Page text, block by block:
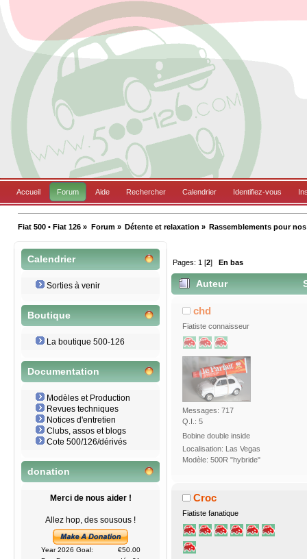
Accueil Forum Aide Rechercher Calendrier Identifiez-vous
Fiat 500 • Fiat 126 » Forum» Détente et relaxation » Rassemblements pour
Calendrier
Sorties à venir
Boutique
La boutique 500-126
Documentation
Modèles et Production
Revues techniques
Notices d'entretien
Clubs, assos et blogs
Cote 500/126/dérivés
donation
Merci de nous aider !
Allez hop, des sousous !
Year 2026 Goal:
€50.00
Pages: 1 [2] En bas
Auteur
chd
Fiatiste connaisseur
Messages: 717
Q.I.: 5
Bobine double inside
Localisation: Las Vegas
Modèle: 500R "hybride"
Croc
Fiatiste fanatique